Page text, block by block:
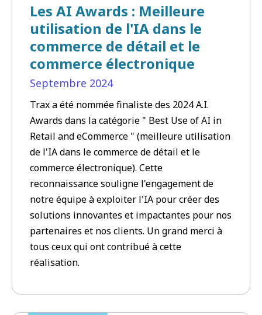
Les AI Awards : Meilleure
utilisation de l'IA dans le
commerce de détail et le
commerce électronique
Septembre 2024
Trax a été nommée finaliste des 2024 A.I.
Awards dans la catégorie " Best Use of AI in
Retail and eCommerce " (meilleure utilisation
de l'IA dans le commerce de détail et le
commerce électronique). Cette
reconnaissance souligne l'engagement de
notre équipe à exploiter l'IA pour créer des
solutions innovantes et impactantes pour nos
partenaires et nos clients. Un grand merci à
tous ceux qui ont contribué à cette
réalisation.